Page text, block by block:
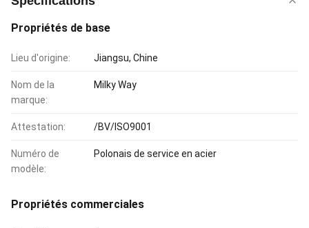
Propriétés de base
Lieu d'origine: Jiangsu, Chine
Nom de la
marque:
Milky Way
Attestation: /BV/ISO9001
Numéro de
modèle:
Polonais de service en acier
Propriétés commerciales